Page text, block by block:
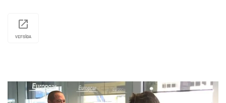
VEFSÍÐA